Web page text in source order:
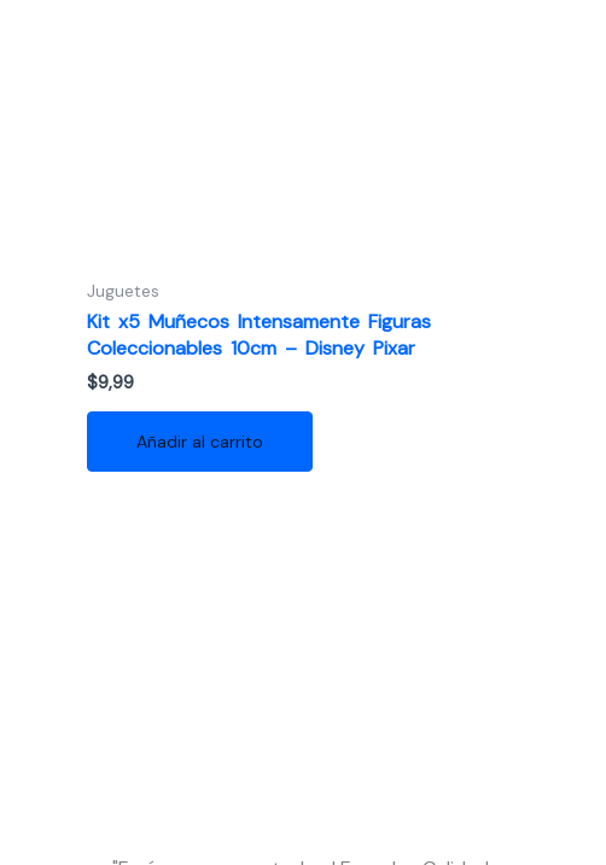
Juguetes
Kit x5 Muñecos Intensamente Figuras
Coleccionables 10cm – Disney Pixar
$9,99
Añadir al carrito